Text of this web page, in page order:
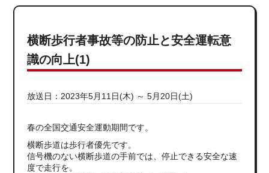
横断歩行者事故等の防止と安全運転意
識の向上(1)
放送日：2023年5月11日(木) ～ 5月20日(土)
春の全国交通安全運動期間です。
横断歩道は歩行者優先です。
信号機のない横断歩道の手前では、停止できる安全な速
度で走行を。